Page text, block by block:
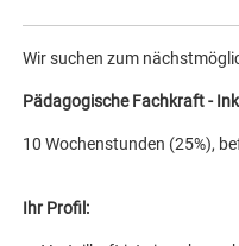
Wir suchen zum
Pädagogische Fachkraft -
10 Wochenstunden (25%),
Ihr Profil: